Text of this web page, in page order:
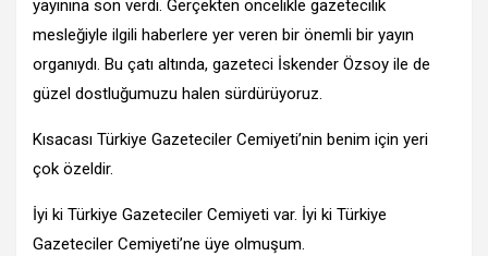
yayınına son verdi. Gerçekten öncelikle gazetecilik
mesleğiyle ilgili haberlere yer veren bir önemli bir yayın
organıydı. Bu çatı altında, gazeteci İskender Özsoy ile de
güzel dostluğumuzu halen sürdürüyoruz.
Kısacası Türkiye Gazeteciler Cemiyeti’nin benim için yeri
çok özeldir.
İyi ki Türkiye Gazeteciler Cemiyeti var. İyi ki Türkiye
Gazeteciler Cemiyeti’ne üye olmuşum.